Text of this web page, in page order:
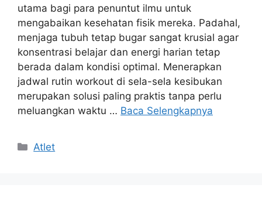
utama bagi para penuntut ilmu untuk
mengabaikan kesehatan fisik mereka. Padahal,
menjaga tubuh tetap bugar sangat krusial agar
konsentrasi belajar dan energi harian tetap
berada dalam kondisi optimal. Menerapkan
jadwal rutin workout di sela-sela kesibukan
merupakan solusi paling praktis tanpa perlu
meluangkan waktu … Baca Selengkapnya
Kategori
Atlet